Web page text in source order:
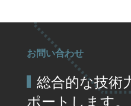
お問い合わせ
総合的な技術
ポートします。